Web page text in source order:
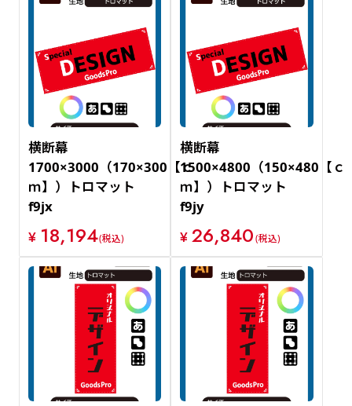
横断幕
1700×3000（170×300【ｃ
ｍ】）トロマット
f9jx
¥ 18,194(税込)
横断幕
1500×4800（150×480【ｃ
ｍ】）トロマット
f9jy
¥ 26,840(税込)